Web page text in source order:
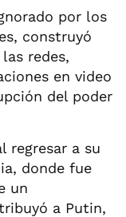
por los
construyó
redes,
en video
del poder
regresar a su
donde fue
un
a Putin,